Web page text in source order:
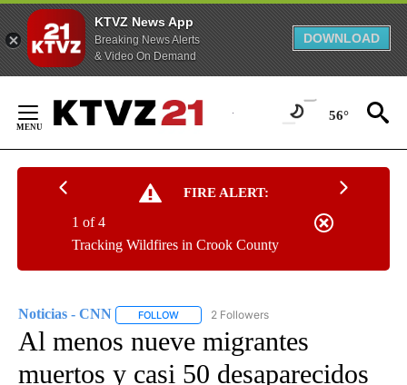
KTVZ News App
Breaking News Alerts
& Video On Demand
DOWNLOAD
Content
56°
FIRE ALERT:
Tracking Wildfires in Crook County
1 of 4
Noticias - CNN FOLLOW FOLLOW "NOTICIAS - CNN" TO RECEIVE
2 Followers
Al menos nueve migrantes
muertos y casi 50 desaparecidos